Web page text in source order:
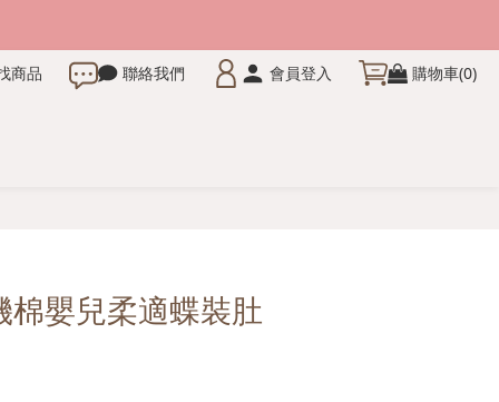
商品 聯絡我們 會員登入 購物車(0)
棉嬰兒柔適蝶裝肚